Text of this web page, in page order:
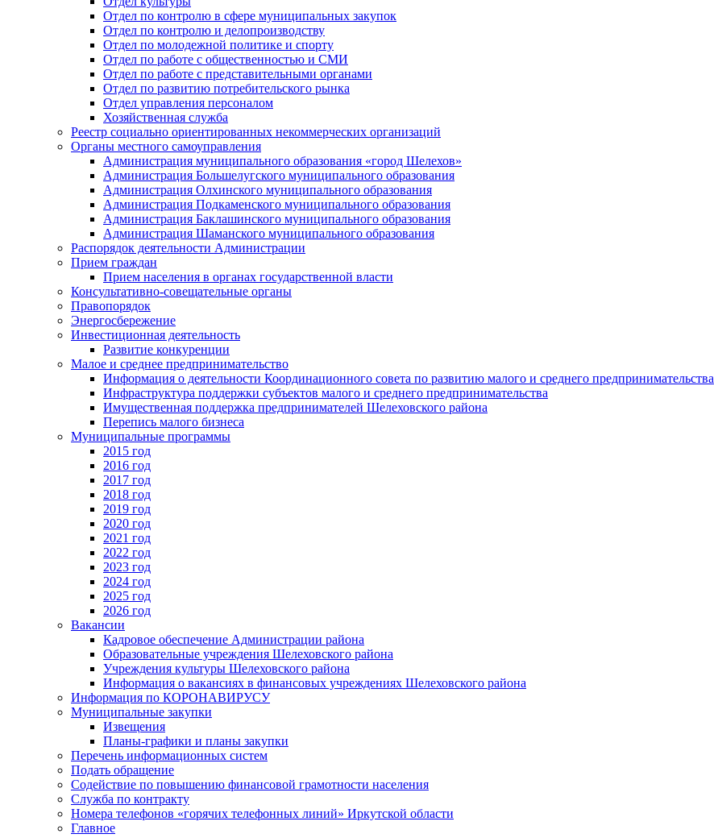
Отдел по контролю в сфере муниципальных закупок
Отдел по контролю и делопроизводству
Отдел по молодежной политике и спорту
Отдел по работе с общественностью и СМИ
Отдел по работе с представительными органами
Отдел по развитию потребительского рынка
Отдел управления персоналом
Хозяйственная служба
Реестр социально ориентированных некоммерческих организаций
Органы местного самоуправления
Администрация муниципального образования «город Шелехов»
Администрация Большелугского муниципального образования
Администрация Олхинского муниципального образования
Администрация Подкаменского муниципального образования
Администрация Баклашинского муниципального образования
Администрация Шаманского муниципального образования
Распорядок деятельности Администрации
Прием граждан
Прием населения в органах государственной власти
Консультативно-совещательные органы
Правопорядок
Энергосбережение
Инвестиционная деятельность
Развитие конкуренции
Малое и среднее предпринимательство
Информация о деятельности Координационного совета по развитию малого и среднего предпринимательства
Инфраструктура поддержки субъектов малого и среднего предпринимательства
Имущественная поддержка предпринимателей Шелеховского района
Перепись малого бизнеса
Муниципальные программы
2015 год
2016 год
2017 год
2018 год
2019 год
2020 год
2021 год
2022 год
2023 год
2024 год
2025 год
2026 год
Вакансии
Кадровое обеспечение Администрации района
Образовательные учреждения Шелеховского района
Учреждения культуры Шелеховского района
Информация о вакансиях в финансовых учреждениях Шелеховского района
Информация по КОРОНАВИРУСУ
Муниципальные закупки
Извещения
Планы-графики и планы закупки
Перечень информационных систем
Подать обращение
Содействие по повышению финансовой грамотности населения
Служба по контракту
Номера телефонов «горячих телефонных линий» Иркутской области
Главное